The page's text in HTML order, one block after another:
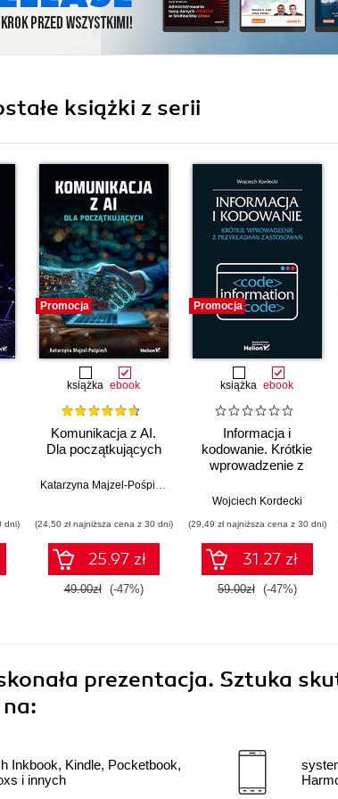
książki z serii
dni)
Promocja
książka ebook
Komunikacja z AI.
Dla początkujących
(24,50 zł najniższa cena z 30 dni)
25.97 zł
49.00zł (-47%)
Promocja
książka ebook
Informacja i
kodowanie. Krótkie
wprowadzenie z
zastosowań
Wojciech Kordecki
(29,49 zł najniższa cena z 30 dni)
31.27 zł
59.00zł (-47%)
prezentacja. Sztuka
Inkbook, Kindle, Pocketbook,
i innych